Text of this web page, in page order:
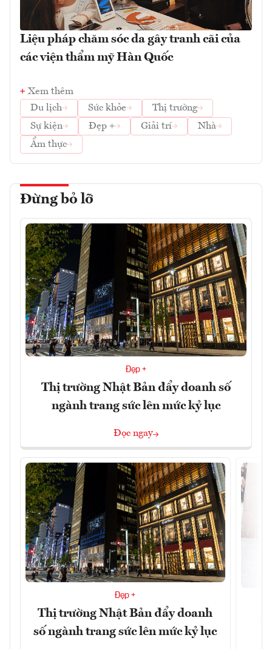
Liệu pháp chăm sóc da gây tranh cãi của
các viện thẩm mỹ Hàn Quốc
Xem thêm
Du lịch
Sức khỏe
Thị trường
Sự kiện
Đẹp + Giải trí
Nhà
Ẩm thực
Đừng bỏ lỡ
Đẹp +
Thị trường Nhật Bản đẩy doanh số
ngành trang sức lên mức kỷ lục
Đọc ngay
Đẹp +
Thị trường Nhật Bản đẩy doanh
số ngành trang sức lên mức kỷ lục